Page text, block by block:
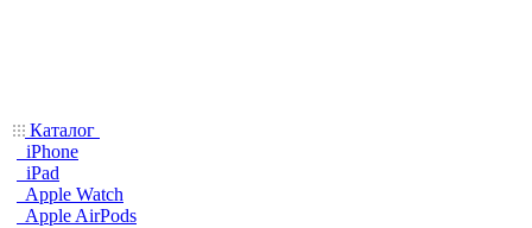
Каталог
iPhone
iPad
Apple Watch
Apple AirPods